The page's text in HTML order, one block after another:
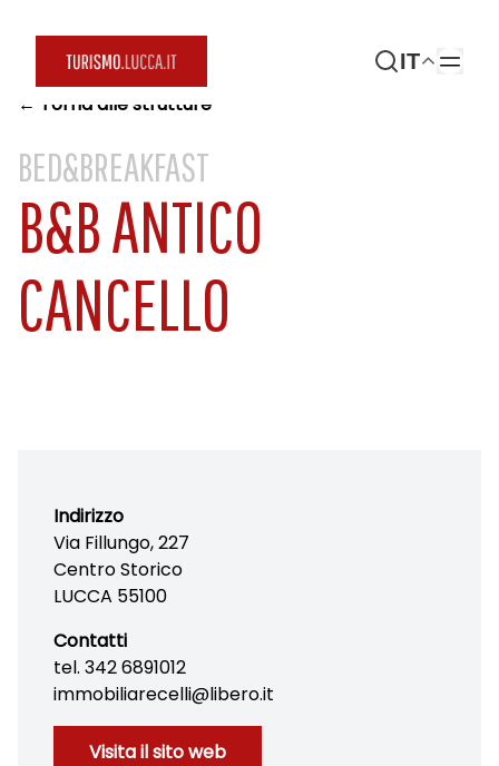
IT
← Torna alle strutture
BED&BREAKFAST
B&B ANTICO
CANCELLO
Indirizzo
Via Fillungo, 227
Centro Storico
LUCCA 55100
Contatti
tel. 342 6891012
immobiliarecelli@libero.it
Visita il sito web